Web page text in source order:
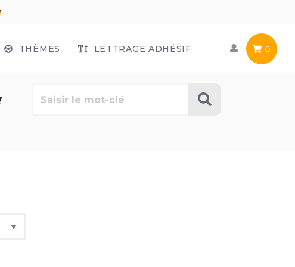
THÈMES LETTRAGE ADHÉSIF 0